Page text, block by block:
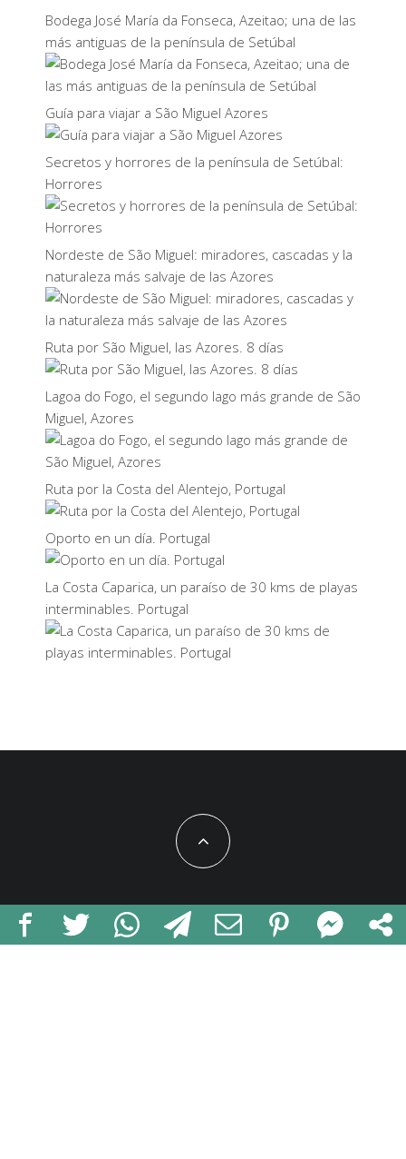
Bodega José María da Fonseca, Azeitao; una de las
más antiguas de la península de Setúbal
Guía para viajar a São Miguel Azores
Secretos y horrores de la península de Setúbal:
Horrores
Nordeste de São Miguel: miradores, cascadas y la
naturaleza más salvaje de las Azores
Ruta por São Miguel, las Azores. 8 días
Lagoa do Fogo, el segundo lago más grande de São
Miguel, Azores
Ruta por la Costa del Alentejo, Portugal
Oporto en un día. Portugal
La Costa Caparica, un paraíso de 30 kms de playas
interminables. Portugal